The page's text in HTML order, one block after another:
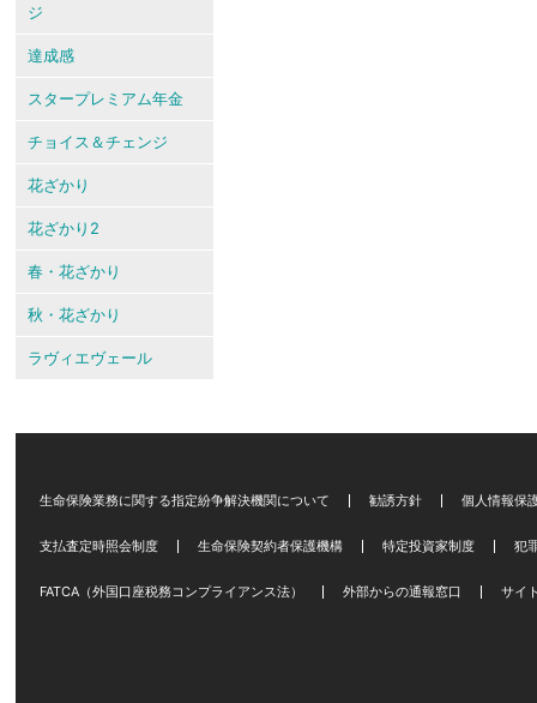
ジ
達成感
スタープレミアム年金
チョイス＆チェンジ
花ざかり
花ざかり2
春・花ざかり
秋・花ざかり
ラヴィエヴェール
生命保険業務に関する指定紛争解決機関について 勧誘方針 個人情報保
支払査定時照会制度 生命保険契約者保護機構 特定投資家制度 犯
FATCA（外国口座税務コンプライアンス法） 外部からの通報窓口 サイ